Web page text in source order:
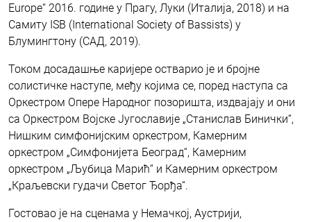
Europe“ 2016. године у Прагу, Луки (Италија, 2018) и на
Самиту ISB (International Society of Bassists) у
Блумингтону (САД, 2019).
Током досадашње каријере остварио је и бројне
солистичке наступе, међу којима се, поред наступа са
Оркестром Опере Народног позоришта, издвајају и они
са Оркестром Војске Југославије „Станислав Бинички“,
Нишким симфонијским оркестром, Камерним
оркестром „Симфонијета Београд“, Камерним
оркестром „Љубица Марић“ и Камерним оркестром
„Краљевски гудачи Светог Ђорђа“.
Гостовао је на сценама у Немачкој, Аустрији,